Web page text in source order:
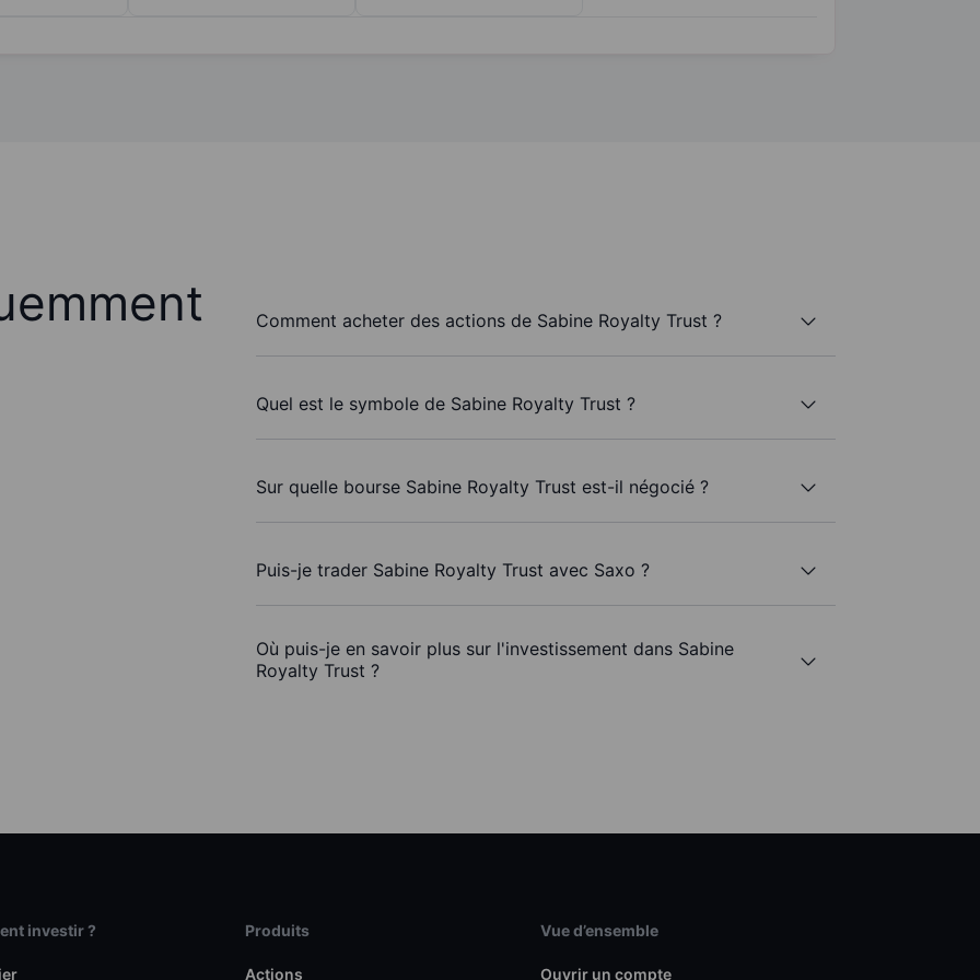
Comment acheter des actions de Sabine Royalty Trust ?
Quel est le symbole de Sabine Royalty Trust ?
Sur quelle bourse Sabine Royalty Trust est-il négocié ?
Puis-je trader Sabine Royalty Trust avec Saxo ?
Où puis-je en savoir plus sur l'investissement dans Sabine
Royalty Trust ?
investir ? Produits
Actions
Vue d’ensemble
Ouvrir un compte